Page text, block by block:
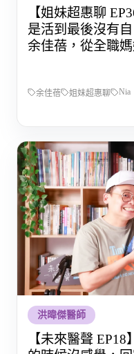
【姐妹超惠聊
是活到最後沒有
余佳蓓，從全職
余佳蓓 姐妹超惠聊 Nia
洪暐傑醫師
【未來醫聲